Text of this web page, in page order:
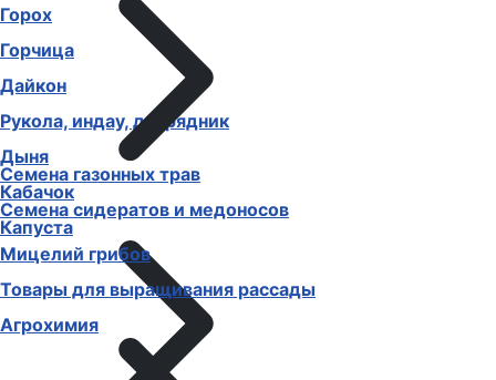
Горох
Горчица
Дайкон
Рукола, индау, двурядник
Дыня
Кабачок
Капуста
Семена газонных трав
Семена сидератов и медоносов
Мицелий грибов
Товары для выращивания рассады
Агрохимия